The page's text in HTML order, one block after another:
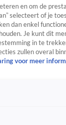
en om de
selecteert of je
dan enkel
Je kunt dit
in te
zullen overal
voor meer